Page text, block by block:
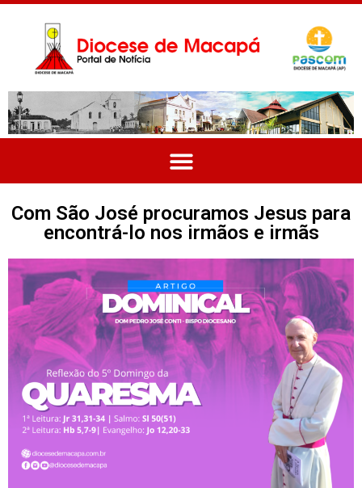
Com São José procuramos Jesus para
encontrá-lo nos irmãos e irmãs